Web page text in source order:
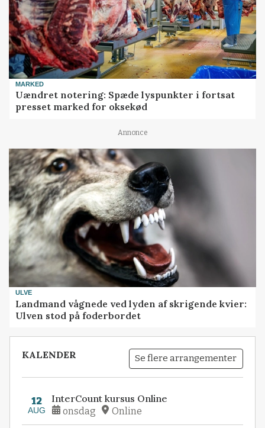
MARKED
Uændret notering: Spæde lyspunkter i fortsat
presset marked for oksekød
Annonce
ULVE
Landmand vågnede ved lyden af skrigende kvier:
Ulven stod på foderbordet
KALENDER Se flere arrangementer
12
AUG
InterCount kursus Online
onsdag Online